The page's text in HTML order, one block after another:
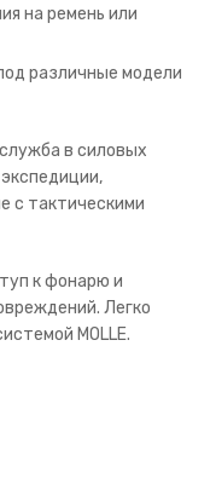
на ремень или
различные модели
в силовых
с тактическими
к фонарю и
Легко
MOLLE.